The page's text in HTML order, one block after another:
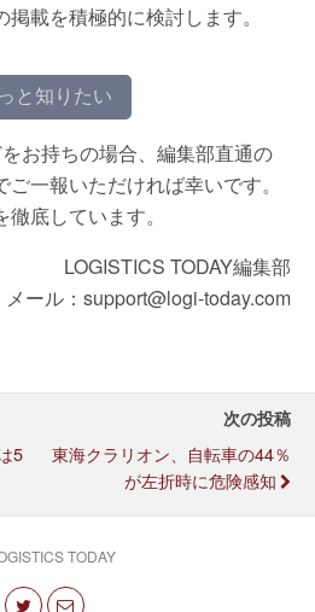
載を積極的に検討します。
と知りたい
お持ちの場合、編集部直通の
一報いただければ幸いです。
底しています。
LOGISTICS TODAY編集部
メール：support@logi-today.com
5
次の投稿
東海クラリオン、自転車の44％
が左折時に危険感知
TODAY